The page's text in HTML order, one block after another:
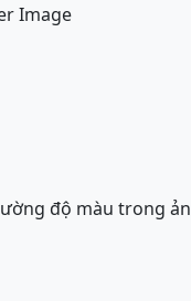
Image
độ màu trong